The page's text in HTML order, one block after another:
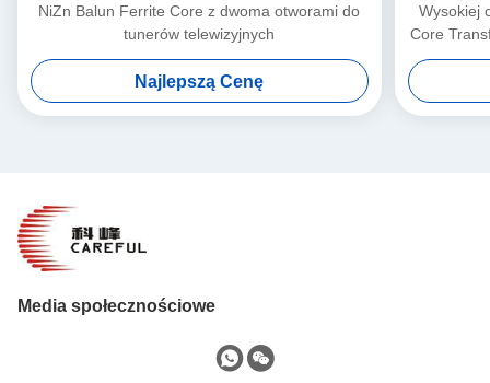
NiZn Balun Ferrite Core z dwoma otworami do
tunerów telewizyjnych
Najlepszą Cenę
Wysokiej
Core
Media społecznościowe